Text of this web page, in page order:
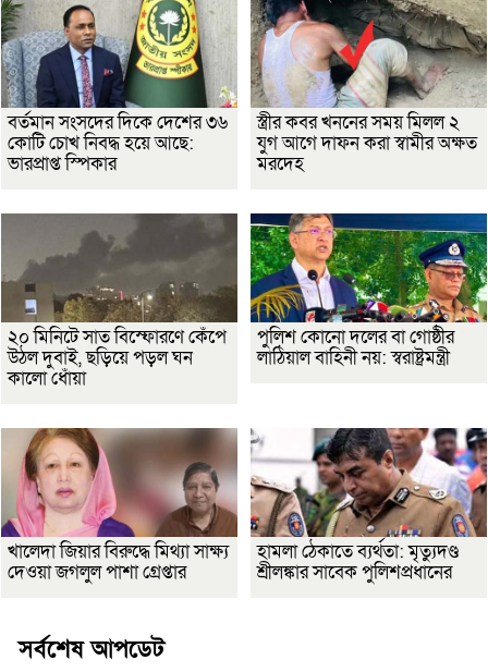
বর্তমান সংসদের দিকে দেশের ৩৬
কোটি চোখ নিবদ্ধ হয়ে আছে:
ভারপ্রাপ্ত স্পিকার
স্ত্রীর কবর খননের সময় মিলল ২
যুগ আগে দাফন করা স্বামীর অক্ষত
মরদেহ
২০ মিনিটে সাত বিস্ফোরণে কেঁপে
উঠল দুবাই, ছড়িয়ে পড়ল ঘন
কালো ধোঁয়া
পুলিশ কোনো দলের বা গোষ্ঠীর
লাঠিয়াল বাহিনী নয়: স্বরাষ্ট্রমন্ত্রী
খালেদা জিয়ার বিরুদ্ধে মিথ্যা সাক্ষ্য
দেওয়া জগলুল পাশা গ্রেপ্তার
হামলা ঠেকাতে ব্যর্থতা: মৃত্যুদণ্ড
শ্রীলঙ্কার সাবেক পুলিশপ্রধানের
সর্বশেষ আপডেট